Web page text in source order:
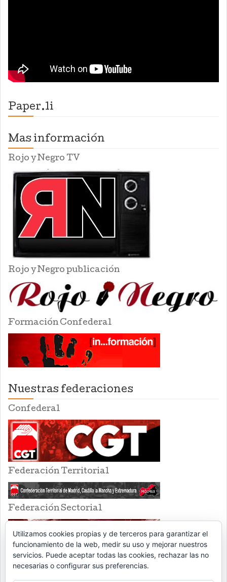
Paper.li
Mas información
Rojo y Negro TV
Rojo y Negro publicación
Formación Confederal
Nuestras federaciones
Confederal
Federación Territorial
Federación Sectorial
Utilizamos cookies propias y de terceros para garantizar el
funcionamiento de la web, medir su uso y mejorar nuestros
servicios. Puede aceptar todas las cookies, rechazar las no
necesarias o configurar sus preferencias.